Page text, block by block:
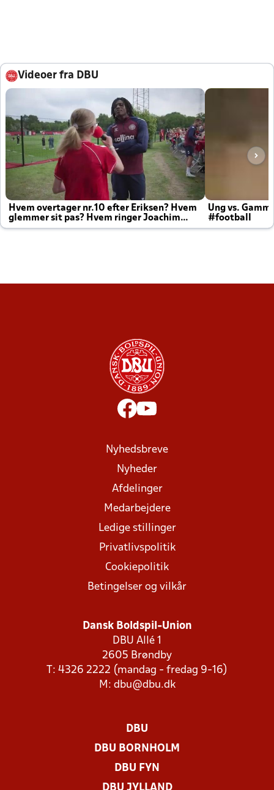
Videoer fra DBU
Hvem overtager nr.10 efter Eriksen? Hvem
glemmer sit pas? Hvem ringer Joachim
altid til efter kampe?
Ung vs.
#football
Nyhedsbreve
Nyheder
Afdelinger
Medarbejdere
Ledige stillinger
Privatlivspolitik
Cookiepolitik
Betingelser og vilkår
Dansk Boldspil-Union
DBU Allé 1
2605 Brøndby
T: 4326 2222 (mandag - fredag 9-16)
M: dbu@dbu.dk
DBU
DBU BORNHOLM
DBU FYN